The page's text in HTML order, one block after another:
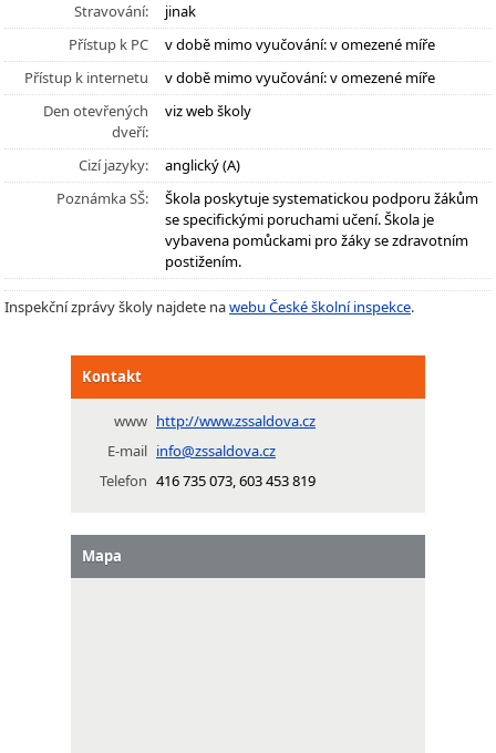
Stravování:
jinak
Přístup k PC
v době mimo vyučování: v omezené míře
Přístup k internetu
v době mimo vyučování: v omezené míře
Den otevřených
dveří:
viz web školy
Cizí jazyky:
anglický (A)
Poznámka SŠ:
Škola poskytuje systematickou podporu žákům
se specifickými poruchami učení. Škola je
vybavena pomůckami pro žáky se zdravotním
postižením.
Inspekční zprávy školy najdete nawebu České školní inspekce.
Kontakt
www http://www.zssaldova.cz
E-mail info@zssaldova.cz
Telefon 416 735 073, 603 453 819
Mapa